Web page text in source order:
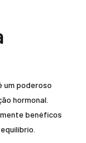
um poderoso
hormonal.
benéficos